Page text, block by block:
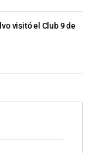
visitó el Club 9 de